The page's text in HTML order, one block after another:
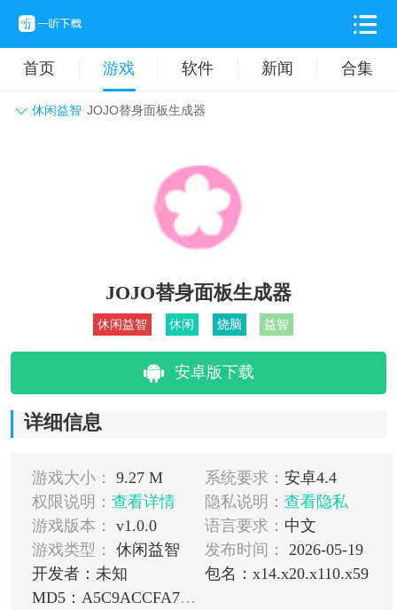
首页 游戏 软件 新闻 合集
休闲益智 JOJO替身面板生成器
卡牌对战 音乐舞蹈
挂机养成
JOJO替身面板生成器
休闲益智 休闲 烧脑 益智
安卓版下载
详细信息
游戏大小： 9.27 M 系统要求：安卓4.4
权限说明： 查看详情 隐私说明：查看隐私
游戏版本：
v1.0.0 语言要求： 中文
游戏类型：
休闲益智 发布时间：
2026-05-19
开发者：未知
包名：x14.x20.x110.x59
MD5：A5C9ACCFA7DA72A22CC6D582EAA8CAC2